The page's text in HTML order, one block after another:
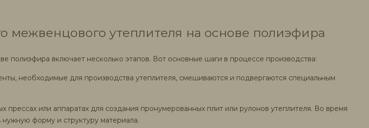
межвенцового утеплителя на основе полиэфира
полиэфира включает несколько этапов. Вот основные шаги в процессе производства:
необходимые для производства утеплителя, смешиваются и подвергаются специальным
или аппаратах для создания пронумерованных плит или рулонов утеплителя. Во время
форму и структуру материала.